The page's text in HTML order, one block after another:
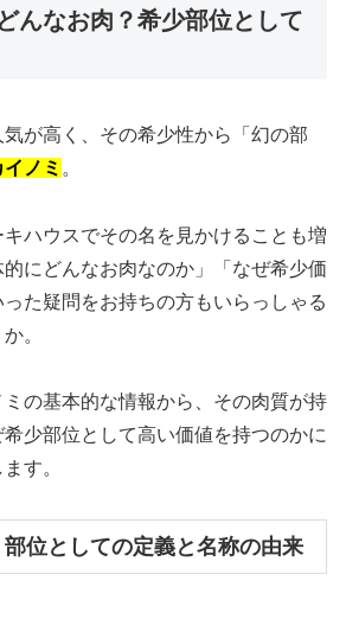
んなお肉？希少部位として
が高く、その希少性から「幻の部
イノミ 。
ハウスでその名を見かけることも増
にどんなお肉なのか」「なぜ希少価
た疑問をお持ちの方もいらっしゃる
。
の基本的な情報から、その肉質が持
少部位として高い価値を持つのかに
す。
位としての定義と名称の由来